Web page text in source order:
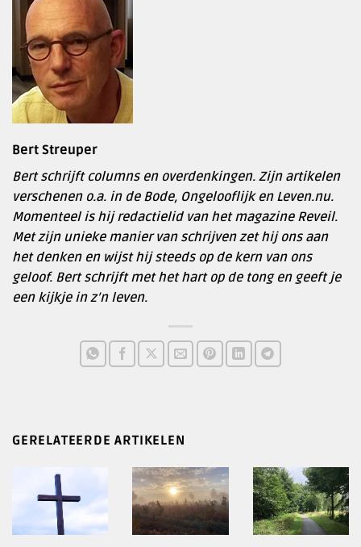
Bert Streuper
Bert schrijft columns en overdenkingen. Zijn artikelen
verschenen o.a. in de Bode, Ongelooflijk en Leven.nu.
Momenteel is hij redactielid van het magazine Reveil.
Met zijn unieke manier van schrijven zet hij ons aan
het denken en wijst hij steeds op de kern van ons
geloof. Bert schrijft met het hart op de tong en geeft je
een kijkje in z’n leven.
GERELATEERDE ARTIKELEN